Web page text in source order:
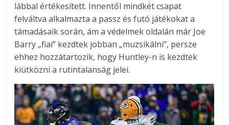
lábbal értékesített. Innentől mindkét csapat
felváltva alkalmazta a passz és futó játékokat a
támadásaik során, ám a védelmek oldalán már Joe
Barry „fiai” kezdtek jobban „muzsikálni”, persze
ehhez hozzátartozik, hogy Huntley-n is kezdtek
kiütközni a rutintalanság jelei.